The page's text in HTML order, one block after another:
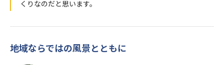
くりなのだと思います。
地域ならではの風景とともに